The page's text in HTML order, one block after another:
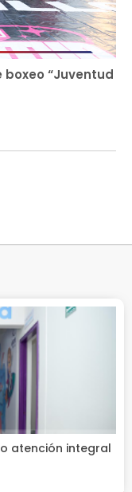
boxeo “Juventud
atención integral